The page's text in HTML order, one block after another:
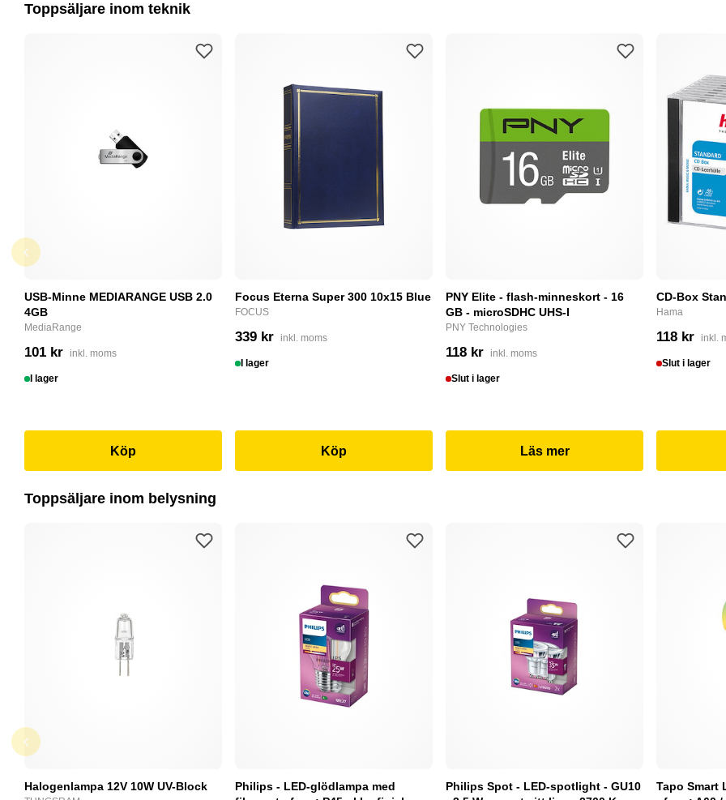
Toppsäljare inom teknik
USB-Minne MEDIARANGE USB 2.0
4GB
MediaRange
101 kr inkl. moms
I lager
Köp
Focus Eterna Super 300 10x15 Blue
FOCUS
339 kr inkl. moms
I lager
Köp
PNY Elite - flash-minneskort - 16
GB - microSDHC UHS-I
PNY Technologies
118 kr inkl. moms
Slut i lager
Läs mer
CD-Box
Hama
118 kr inkl.
Slut i lager
Toppsäljare inom belysning
Halogenlampa 12V 10W UV-Block
Philips - LED-glödlampa med
Philips Spot - LED-spotlight - GU10
Tapo Smart